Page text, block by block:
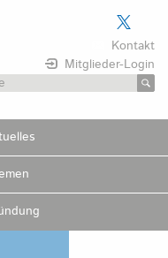
Kontakt
Mitglieder-Login